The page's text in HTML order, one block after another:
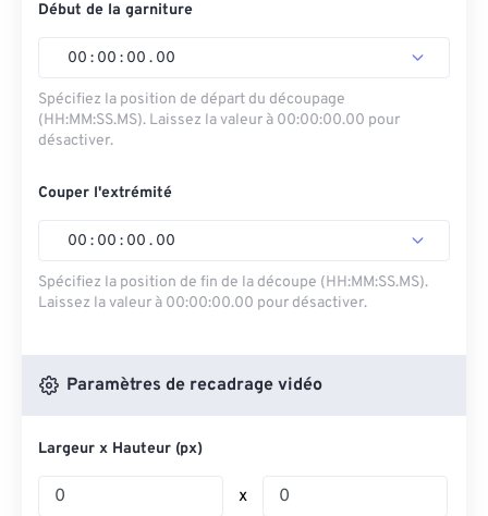
Début de la garniture
00 : 00 : 00 . 00
Spécifiez la position de départ du découpage
(HH:MM:SS.MS). Laissez la valeur à 00:00:00.00 pour
désactiver.
Couper l'extrémité
00 : 00 : 00 . 00
Spécifiez la position de fin de la découpe (HH:MM:SS.MS).
Laissez la valeur à 00:00:00.00 pour désactiver.
Paramètres de recadrage vidéo
Largeur x Hauteur (px)
x